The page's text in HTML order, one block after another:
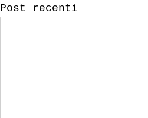
Post recenti